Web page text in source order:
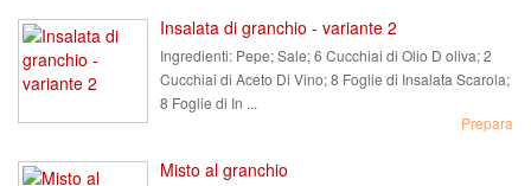
Insalata di granchio - variante 2
Ingredienti: Pepe; Sale; 6 Cucchiai di Olio D oliva; 2
Cucchiai di Aceto Di Vino; 8 Foglie di Insalata Scarola;
8 Foglie di In ...
Prepara
Misto al granchio